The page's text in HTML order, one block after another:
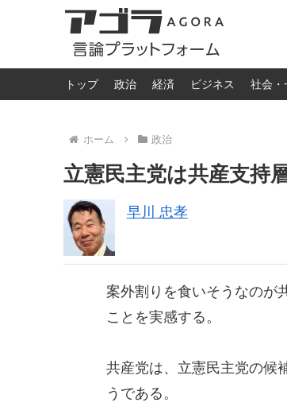
トップ 政治 経済 ビジネス 社会・
ホーム 政治
立憲民主党は共産支持
早川 忠孝
案外割りを食いそうなのが
ことを実感する。
共産党は、立憲民主党の候
うである。